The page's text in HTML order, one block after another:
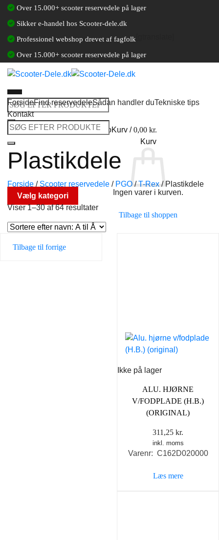
Fortsæt
indhold
Over 15.000+ scooter reservedele på lager
Sikker e-handel hos Scooter-dele.dk
Professionel webshop drevet af fagfolk
Over 15.000+ scooter reservedele på lager
Søg
efter:
Log ind / Opret en kundekontoKurv /0,00 kr.
Kurv
Ingen varer i kurven.
Tilbage til shoppen
ForsideFind reservedeleSådan handler duTekniske tips
Kontakt
Søg
efter:
Plastikdele
Forside / Scooter reservedele / PGO / T-Rex /Plastikdele
Vælg kategori
Viser 1–30 af 64 resultater
Tilbage til forrige
Ikke på lager
ALU. HJØRNE
V/FODPLADE (H.B.)
(ORIGINAL)
311,25 kr.
inkl. moms
Varenr: C162D020000
Læs mere